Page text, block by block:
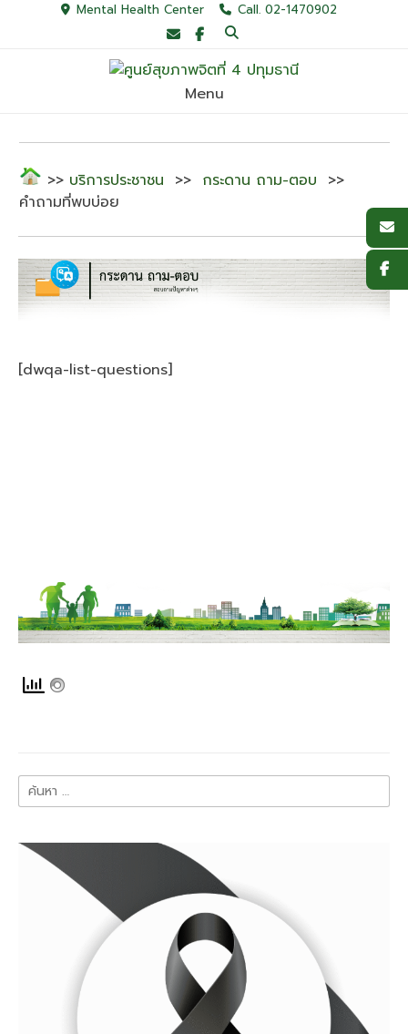
Mental Health Center Call. 02-1470902
Menu
>> บริการประชาชน >> กระดาน ถาม-ตอบ >>
คำถามที่พบบ่อย
[dwqa-list-questions]
ค้นหา
สำหรับ: